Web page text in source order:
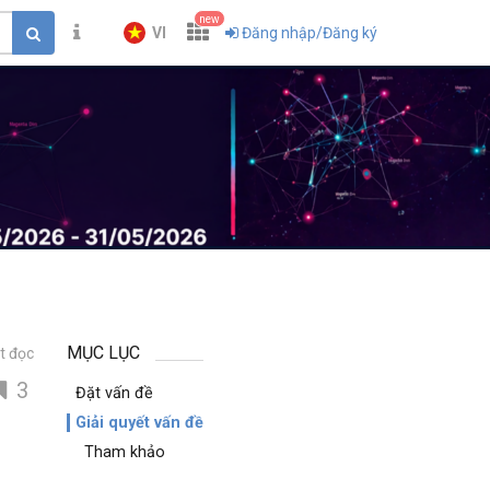
VI
new
Đăng nhập/Đăng ký
đọc
3
MỤC LỤC
Đặt vấn đề
Giải quyết vấn đề
Tham khảo